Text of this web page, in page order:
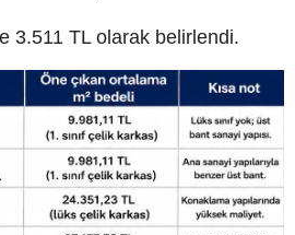
3.511 TL olarak belirlendi.